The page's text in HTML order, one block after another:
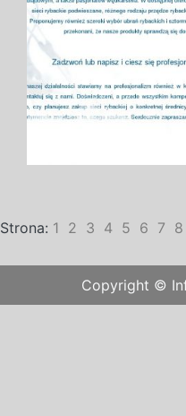
Strona: 1 2 3 4 5 6 7 8
Copyright ©